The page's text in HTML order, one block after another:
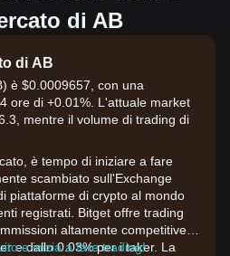
di AB
di AB
è $0.0009657, con una
ore di +0.01%. L'attuale market
mentre il volume di trading di
è tempo di iniziare a fare
scambiato sull'Exchange
piattaforme di crypto al mondo
registrati. Bitget offre trading
altamente competitive, a
e dallo 0.03% per i taker. La
e inizia a fare trading!